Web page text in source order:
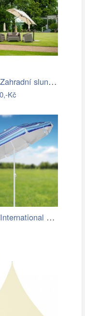
Dimenza Zahradní slunečník ROMA výkyvný…
Kč
Haushalt International Slunečník, 200 cm